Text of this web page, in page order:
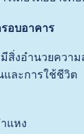
อบอาคาร
สิ่งอำนวยควา
ละการใช้ชีวิต
แหง